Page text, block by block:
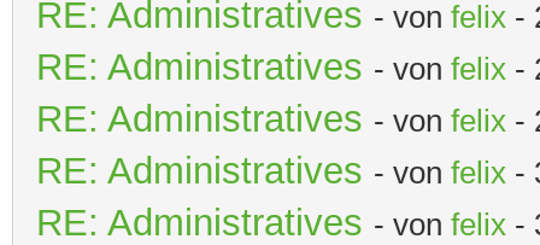
RE: Administratives - von felix -
RE: Administratives - von felix -
RE: Administratives - von felix -
RE: Administratives - von felix -
RE: Administratives - von felix -